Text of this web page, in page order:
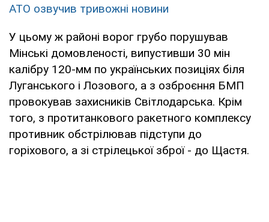
АТО озвучив тривожні новини
У цьому ж районі ворог грубо порушував
Мінські домовленості, випустивши 30 мін
калібру 120-мм по українських позиціях біля
Луганського і Лозового, а з озброєння БМП
провокував захисників Світлодарська. Крім
того, з протитанкового ракетного комплексу
противник обстрілював підступи до
горіхового, а зі стрілецької зброї - до Щастя.